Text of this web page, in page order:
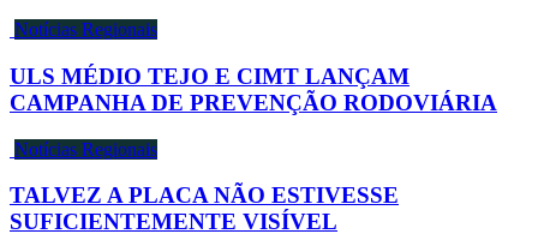
Notícias Regionais
ULS MÉDIO TEJO E CIMT LANÇAM
CAMPANHA DE PREVENÇÃO RODOVIÁRIA
Notícias Regionais
TALVEZ A PLACA NÃO ESTIVESSE
SUFICIENTEMENTE VISÍVEL